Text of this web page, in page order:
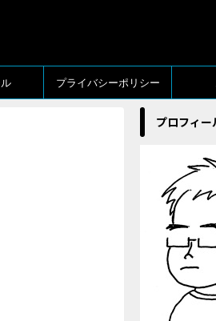
プライバシーポリシー
プロフィー